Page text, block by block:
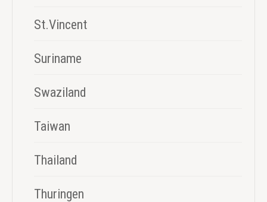
St.Vincent
Suriname
Swaziland
Taiwan
Thailand
Thuringen